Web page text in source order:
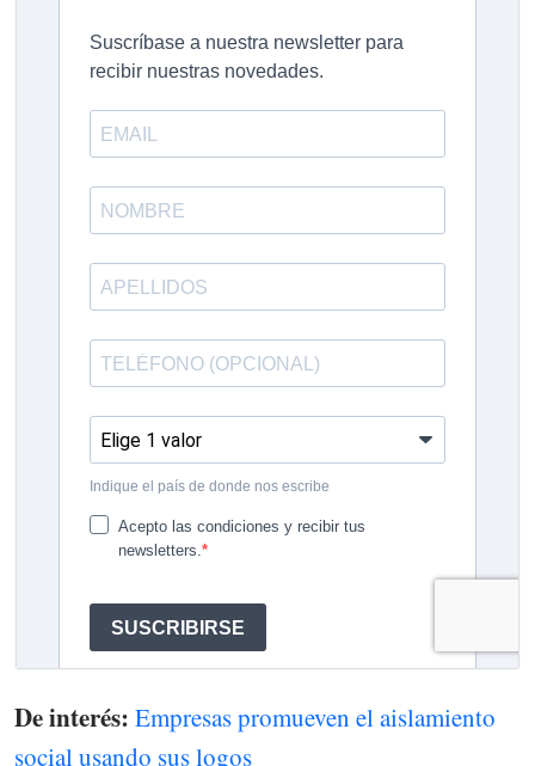
De interés: Empresas promueven el aislamiento
social usando sus logos